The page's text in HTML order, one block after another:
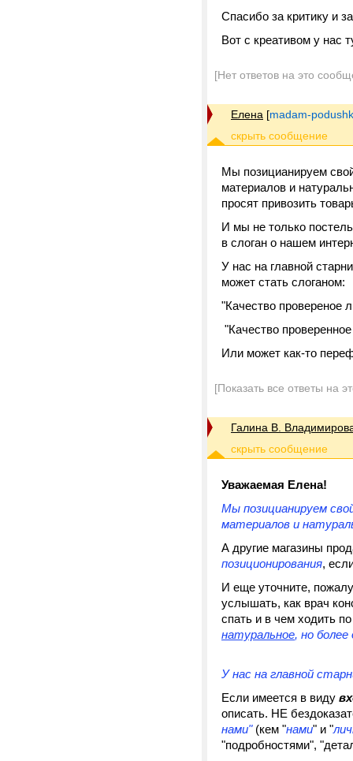
Спасибо за критику и
Вот с креативом у нас
[Нет ответов на это
Елена [madam-
Мы позицианируем
материалов и
просят привозить
И мы не только
в слоган о нашем
У нас на главной
может стать слоганом:
"Качество провереное
"Качество
Или может как-то
[Показать все ответы на
Галина В.
Уважаемая Елена!
Мы позицианируем
материалов и
А другие магазины
позиционирования,
И еще уточните,
услышать, как врач
спать и в чем ходить
натуральное, но
У нас на главной
Если имеется в виду
описать. НЕ
нами"(кем "нами" и "
"подробностями",